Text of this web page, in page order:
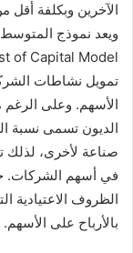
الآخرين وبكلفة
تمويل نشاطات
الأسهم. وعلى
الديون تسمى نسبة
صناعة لأخرى، لذلك
في أسهم الشركات.
الظروف الاعتيادية
بالأرباح على الأسهم.